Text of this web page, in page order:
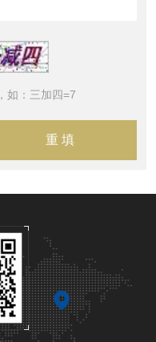
如：三加四=7